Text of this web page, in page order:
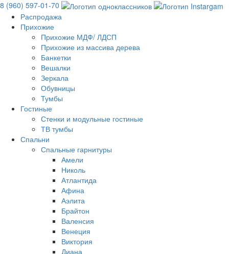
8 (960) 597-01-70
Распродажа
Прихожие
Прихожие МДФ/ ЛДСП
Прихожие из массива дерева
Банкетки
Вешалки
Зеркала
Обувницы
Тумбы
Гостиные
Стенки и модульные гостиные
ТВ тумбы
Спальни
Спальные гарнитуры
Амели
Николь
Атлантида
Афина
Аэлита
Брайтон
Валенсия
Венеция
Виктория
Диана